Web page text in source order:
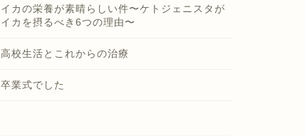
イカの栄養が素晴らしい件〜ケトジェニスタが
イカを摂るべき6つの理由〜
高校生活とこれからの治療
卒業式でした